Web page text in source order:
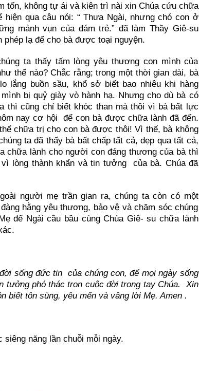
tốn, không tự ái và kiên trì nài xin Chúa cứu chữa
qua câu nói: “ Thưa Ngài, nhưng chó con ở
mảnh vụn của đám trẻ.” đã làm Thầy Giê-su
lạ để cho bà được toại nguyện.
ta thấy tấm lòng yêu thương con mình của
thế nào? Chắc rằng; trong một thời gian dài, bà
lắng buồn sầu, khổ sở biết bao nhiêu khi hàng
bị quỷ giày vò hành hạ. Nhưng cho dù bà có
thì cũng chỉ biết khóc than mà thôi vì bà bất lực
nay cơ hội để con bà được chữa lành đã đến.
chữa trị cho con bà được thôi! Vì thế, bà không
ta đã thấy bà bất chấp tất cả, dẹp qua tất cả,
chữa lành cho người con đáng thương của bà thì
lòng thành khẩn và tin tưởng của bà. Chúa đã
người mẹ trần gian ra, chúng ta còn có một
hằng yêu thương, bảo vệ và chăm sóc chúng
để Ngài cầu bầu cùng Chúa Giê- su chữa lành
xác.
sống đức tin của chúng con, để mọi ngày sống
tưởng phó thác trọn cuộc đời trong tay Chúa. Xin
biết tôn sùng, yêu mến và vâng lời Mẹ. Amen .
siêng năng lần chuỗi mỗi ngày.